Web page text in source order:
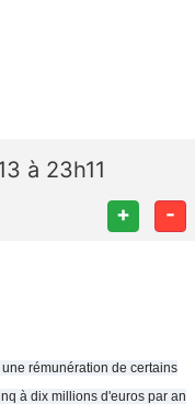
à 23h11
+ -
rémunération de certains
à dix millions d'euros par an